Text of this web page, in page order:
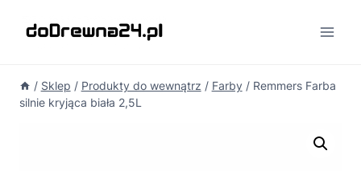
/ Sklep / Produkty do wewnątrz / Farby / Remmers Farba
silnie kryjąca biała 2,5L